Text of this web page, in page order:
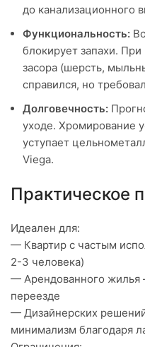
до канализационного
Функциональность:
блокирует запахи.
засора (шерсть,
справился, но
Долговечность:
уходе. Хромирование
уступает
Viega.
Практическое
Идеален для:
— Квартир с частым
2-3 человека)
— Арендованного жилья
переезде
— Дизайнерских
минимализм благодаря